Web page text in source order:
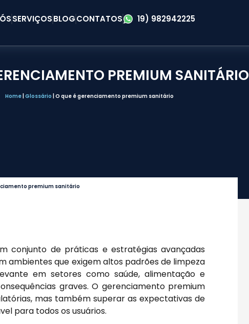
SERVIÇOSBLOGCONTATOS 19) 982942225
PREMIUM SANITÁRIO
Home| Glossário O que é gerenciamento premium sanitário
premium sanitário
conjunto de práticas e estratégias avançadas
ambientes que exigem altos padrões de limpeza
em setores como saúde, alimentação e
graves. O gerenciamento premium
mas também superar as expectativas de
para todos os usuários.